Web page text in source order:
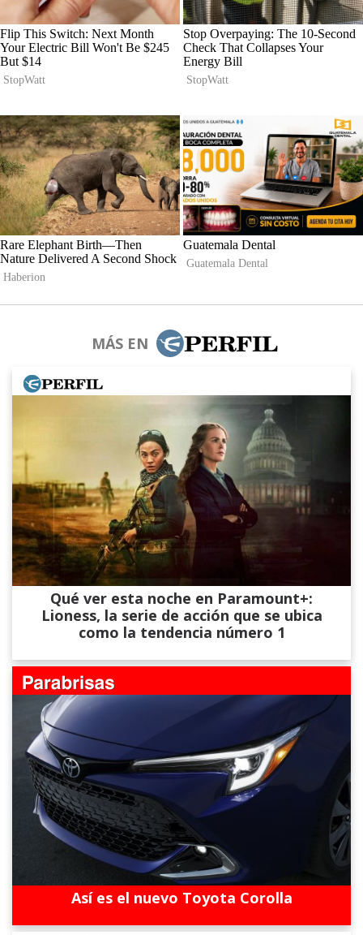
MÁS EN
Qué ver esta noche en Paramount+:
Lioness, la serie de acción que se ubica
como la tendencia número 1
Así es el nuevo Toyota Corolla